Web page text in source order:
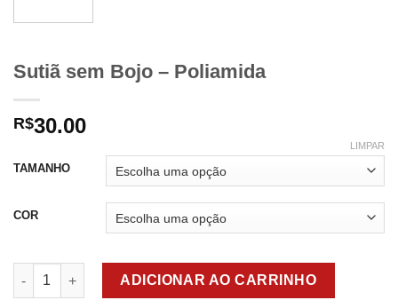
Sutiã sem Bojo – Poliamida
R$30.00
TAMANHO
COR
LIMPAR
Sutiã sem Bojo - Poliamida quantidade
ADICIONAR AO CARRINHO